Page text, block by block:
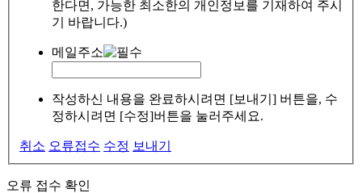
한다면, 가능한 최소한의 개인정보를 기재하여 주시
기 바랍니다.)
메일주소
작성하신 내용을 완료하시려면 [보내기] 버튼을, 수
정하시려면 [수정]버튼을 눌러주세요.
취소 오류접수 수정 보내기
오류 접수 확인